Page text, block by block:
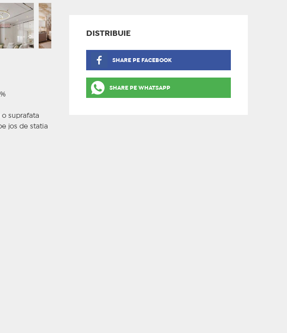
suprafata
jos de statia
DISTRIBUIE
SHARE PE FACEBOOK
SHARE PE WHATSAPP